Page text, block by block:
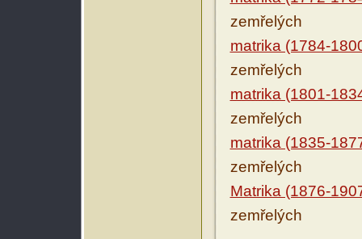
zemřelých
matrika (1784-
zemřelých
matrika (1801-
zemřelých
matrika (1835-
zemřelých
Matrika (1876-
zemřelých